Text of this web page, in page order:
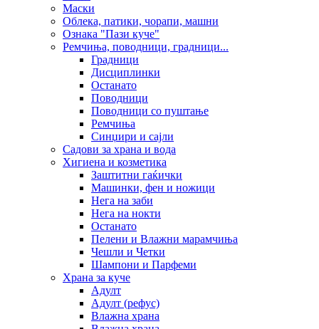
Маски
Облека, патики, чорапи, машни
Ознака "Пази куче"
Ремчиња, поводници, градници...
Градници
Дисциплинки
Останато
Поводници
Поводници со пуштање
Ремчиња
Синџири и сајли
Садови за храна и вода
Хигиена и козметика
Заштитни гаќички
Машинки, фен и ножици
Нега на заби
Нега на нокти
Останато
Пелени и Влажни марамчиња
Чешли и Четки
Шампони и Парфеми
Храна за куче
Адулт
Адулт (рефус)
Влажна храна